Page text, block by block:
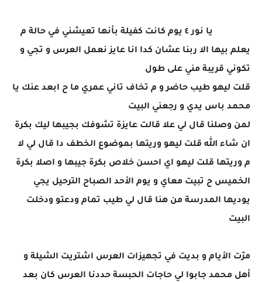
​‏​​‏​​‏​​‏​​‏​​‏​​‏​​‏​​‏​​‏​​‏​​‏​​‏​​‏​​‏​​‏​​‏ ​​‏​​‏​​‏​​‏​​‏​​ ​​‏​​‏​​‏​​‏​​‏​​‏​​‏​​‏​​‏​​‏​​‏​​‏​​‏​​‏​​‏​​‏​​ ‏​​‏​​‏​​‏​​‏​​‏​​‏​​‏​​‏​​‏​​‏​​‏​​‏​​‏​​‏​​‏​​‏​ ​‏​​‏​​‏​​‏​​‏​​‏​​‏​​‏​​‏​​‏​​‏​​‏​​‏​​‏​​‏​​‏​​‏ ​​‏​​‏​​‏​​‏​​‏​​‏​​‏​​‏​​‏​​‏​​‏​​‏​​‏​​‏​​‏​​‏​​ ‏​​‏​​‏​​‏​​‏​​‏​​‏​​‏​​‏​​‏​​‏​​‏​​‏​​‏​​‏​​‏​​‏​ ​‏​​‏​​‏​​‏​​‏​​‏​​‏​​‏​​‏​​‏​​‏​​‏​​‏​​‏​​‏​​‏​​‏ ​​‏​​‏​​‏​​‏​​‏​​‏​​‏​​‏​​‏​​‏​​‏​​‏​​‏​​‏​​‏​​‏​​ ‏​​‏​​‏​​‏​​‏​​‏​​‏​​‏​​‏​​‏​​‏​​‏​​‏​​‏​​‏​​‏​​‏​ ​‏​​‏​​‏​​‏​​‏​​‏​​‏​​​​‏​​‏​​‏​​‏​​‏​​‏​​‏​​‏​​‏​​‏​​‏​​‏​​‏​​‏​​‏​​‏​​ ‏​​‏​​‏​​‏​​‏​​‏​​‏​​‏​​‏​​‏​​‏​​‏​​‏​​‏​​‏​​‏​​‏​ ​‏​​‏​​‏​​‏​​‏​​‏​​‏​​‏​​‏​​‏​​‏​​‏​​‏​​‏​​‏​​‏​​‏ ​​‏​​‏​​‏​​‏​​‏​​‏​​‏​​‏​​‏​​‏​​‏​​‏​​‏​​‏​​‏​​‏​​ ‏​​‏​​‏​​‏​​‏​​‏​​ ​​‏​يا نور ٤ يوم كانت كفيلة بأنها تعيشني في حالة م
يعلم بيها الا ربنا عشان كدا انا عايز نعمل العرس و تجي و
تكوني قريبة مني على طول
قلت ليهو طيب حاضر و م تخاف تاني عمري ما ح ابعد عنك يا
محمد باس يدي و رجعني البيت
لمن وصلنا قال لي علا قالت عايزة تشوفك بجيبها ليك بكرة
ان شاء الله قلت ليهو وريتها بموضوع الخطف دا قال لي لا
م وريتها قلت ليهو اي احسن خلاص بكرة جيبها و اصلا بكرة
الخميس ح تبيت معاي و يوم الأحد الصباح الترحيل يجي
يوديها المدرسة من هنا قال لي طيب تمام ودعتو ودخلت
البيت
مرّت الأيام و بديت في تجهيزات العرس اشتريت الشيلة و
أهل محمد جابوا لي حاجات الحبسة حددنا العرس كان بعد